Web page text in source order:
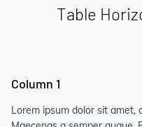
Table
Column 1
Lorem ipsum dolor sit amet,